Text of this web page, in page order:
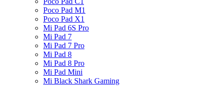
Poco Pad M1
Poco Pad X1
Mi Pad 6S Pro
Mi Pad 7
Mi Pad 7 Pro
Mi Pad 8
Mi Pad 8 Pro
Mi Pad Mini
Mi Black Shark Gaming